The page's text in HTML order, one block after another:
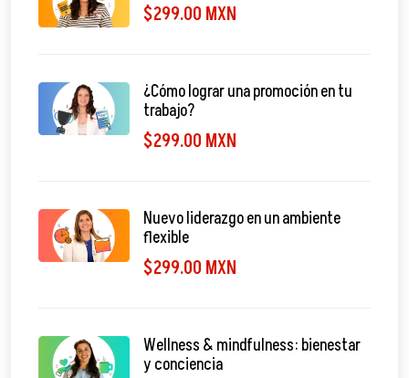
$299.00 MXN
¿Cómo lograr una promoción en tu
trabajo?
$299.00 MXN
Nuevo liderazgo en un ambiente
flexible
$299.00 MXN
Wellness & mindfulness: bienestar
y conciencia